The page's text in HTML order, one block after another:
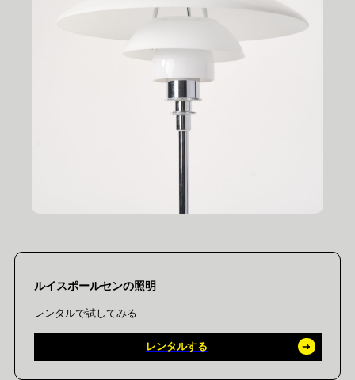
ルイスポールセンの照明
レンタルで試してみる
レンタルする